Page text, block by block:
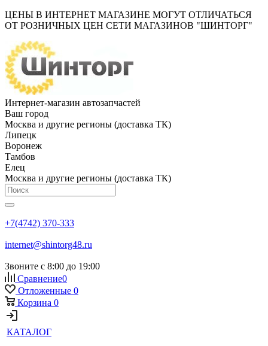
ЦЕНЫ В ИНТЕРНЕТ МАГАЗИНЕ МОГУТ ОТЛИЧАТЬСЯ
ОТ РОЗНИЧНЫХ ЦЕН СЕТИ МАГАЗИНОВ "ШИНТОРГ"
Интернет-магазин автозапчастей
Ваш город
Москва и другие регионы (доставка ТК)
Липецк
Воронеж
Тамбов
Елец
Москва и другие регионы (доставка ТК)
+7(4742) 370-333
internet@shintorg48.ru
Звоните с 8:00 до 19:00
Сравнение0
Отложенные 0
Корзина 0
КАТАЛОГ